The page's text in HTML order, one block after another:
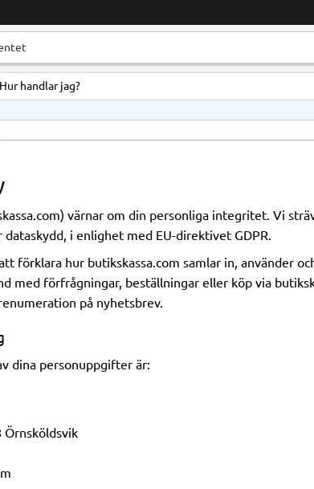
Hur handlar jag?
värnar om din personliga integritet. Vi
i enlighet med EU-direktivet GDPR.
förklara hur butikskassa.com samlar in, använder
med förfrågningar, beställningar eller köp via
på nyhetsbrev.
dina personuppgifter är:
Örnsköldsvik